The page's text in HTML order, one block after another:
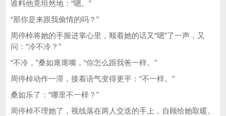
谁料他竟坦然地：“嗯。”
“那你是来跟我偷情的吗？”
周停棹将她的手握进掌心里，顺着她的话又“嗯”了一声，又
问：“冷不冷？”
“不冷，”桑如瘪瘪嘴，“你怎么跟我爸一样。”
周停棹动作一滞，接着语气变得更平：“不一样。”
桑如乐了：“哪里不一样？”
周停棹不理她了，视线落在两人交迭的手上，自顾给她取暖。